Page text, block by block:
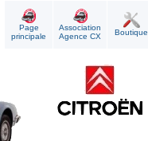
Page
principale
Association
Agence CX
Boutique